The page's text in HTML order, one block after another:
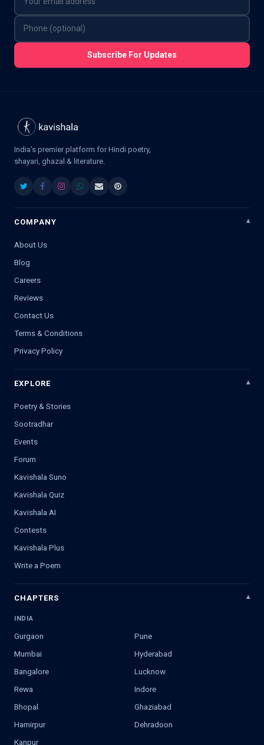
Subscribe For Updates
India's premier platform for Hindi poetry,
shayari, ghazal & literature.
COMPANY
About Us
Blog
Careers
Reviews
Contact Us
Terms & Conditions
Privacy Policy
EXPLORE
Poetry & Stories
Sootradhar
Events
Forum
Kavishala Suno
Kavishala Quiz
Kavishala AI
Contests
Kavishala Plus
Write a Poem
CHAPTERS
INDIA
Gurgaon
Pune
Mumbai
Hyderabad
Bangalore
Lucknow
Rewa
Indore
Bhopal
Ghaziabad
Hamirpur
Dehradoon
Kanpur